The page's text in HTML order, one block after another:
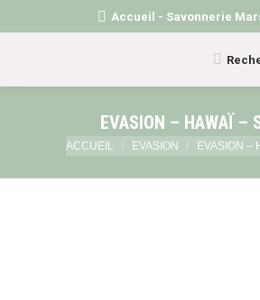
Accueil - Savonnerie
:
EVASION – HAWAÏ –
Vous êtes ici :
ACCUEIL EVASION EVASION –